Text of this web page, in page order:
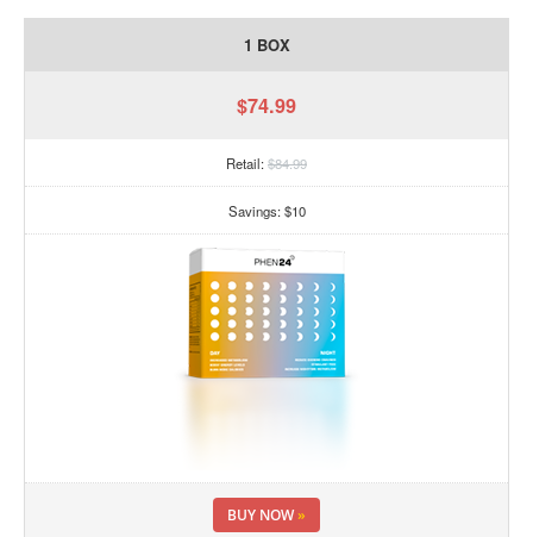
1 BOX
$74.99
Retail:$84.99
Savings: $10
BUY NOW»